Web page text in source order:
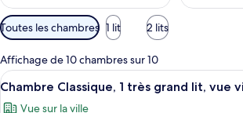
Filtres
disponibles
pour
les
chambres
Toutes les chambres 1 lit 2 lits
Affichage de 10 chambres sur 10
Afficher
toutes
Une
8
Chambre Classique, 1 très grand lit, vue
Vue sur la ville